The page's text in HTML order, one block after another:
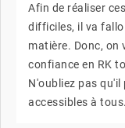
Afin de réaliser
difficiles, il va
matière. Donc, on
confiance en RK
N'oubliez pas
accessibles à tous.